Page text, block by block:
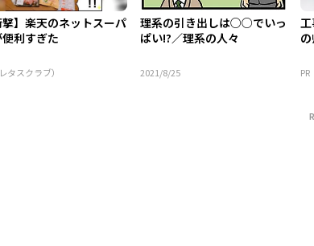
撃】楽天のネットスーパ
利すぎた
タスクラブ）
理系の引き出しは○○でいっ
ぱい!?／理系の人々
2021/8/25